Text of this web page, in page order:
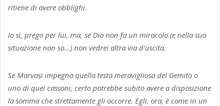
ritiene di avere obblighi.
Io sì, prego per lui, ma, se Dio non fa un miracolo (e nella sua
situazione non so...) non vedrei altra via d'uscita.
Se Marvasi impegna quella testa meravigliosa del Gemito o
uno di quei cassoni, certo potrebbe subito avere a disposizione
la somma che strettamente gli occorre. Egli, ora, è come in un